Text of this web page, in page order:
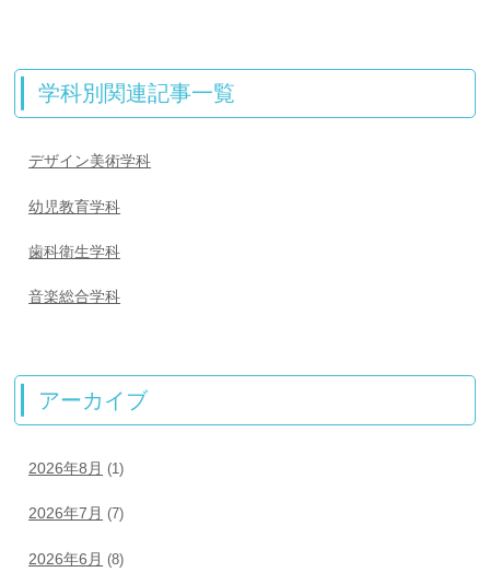
学科別関連記事一覧
デザイン美術学科
幼児教育学科
歯科衛生学科
音楽総合学科
アーカイブ
2026年8月 (1)
2026年7月 (7)
2026年6月 (8)